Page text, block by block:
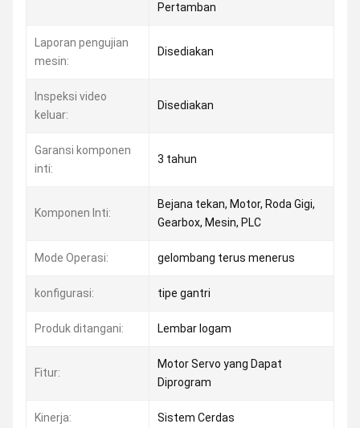
Pertamban
Laporan pengujian
mesin:
Disediakan
Inspeksi video
keluar:
Disediakan
Garansi komponen
inti:
3 tahun
Komponen Inti:
Bejana tekan, Motor, Roda Gigi,
Gearbox, Mesin, PLC
Mode Operasi: gelombang terus menerus
konfigurasi: tipe gantri
Produk ditangani: Lembar logam
Fitur:
Motor Servo yang Dapat
Diprogram
Kinerja: Sistem Cerdas